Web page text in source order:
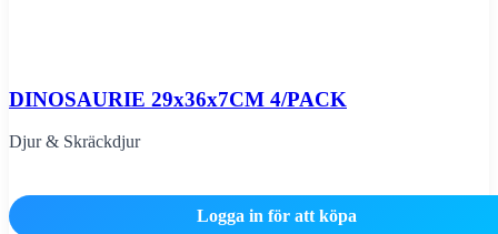
DINOSAURIE 29x36x7CM 4/PACK
Djur & Skräckdjur
Logga in för att köpa